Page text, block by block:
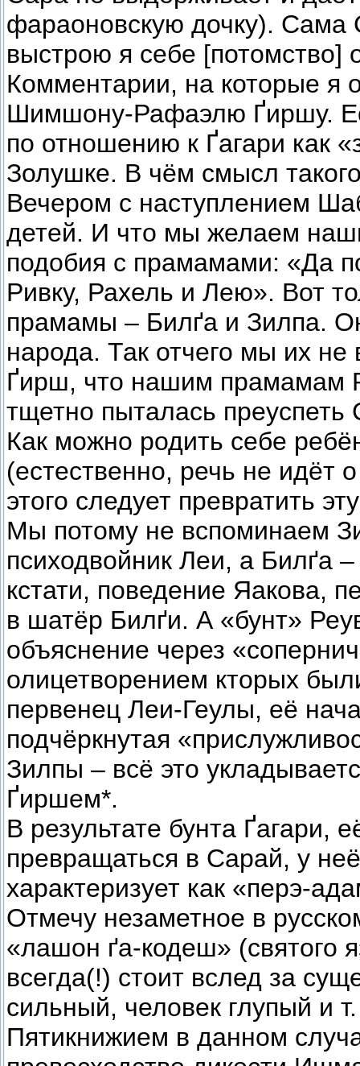
фараоновскую дочку). Сама
выстрою я себе [потомство]
Комментарии, на которые я
Шимшону-Рафаэлю Ґиршу.
по отношению к Ґагари как
Золушке. В чём смысл
Вечером с наступлением
детей. И что мы желаем
подобия с прамамами: «Да
Ривку, Рахель и Лею». Вот
прамамы – Билґа и Зилпа.
народа. Так отчего мы их
Ґирш, что нашим прамамам
тщетно пыталась преуспеть
Как можно родить себе
(естественно, речь не идёт
этого следует превратить
Мы потому не вспоминаем
психодвойник Леи, а Билґа
кстати, поведение Яакова,
в шатёр Билґи. А «бунт»
объяснение через
олицетворением кторых
первенец Леи-Геулы, её
подчёркнутая
Зилпы – всё это
Ґиршем*.
В результате бунта Ґагари,
превращаться в Сарай, у
характеризует как «перэ-
Отмечу незаметное в
«лашон ґа-кодеш» (святого
всегда(!) стоит вслед за
сильный, человек глупый и
Пятикнижием в данном